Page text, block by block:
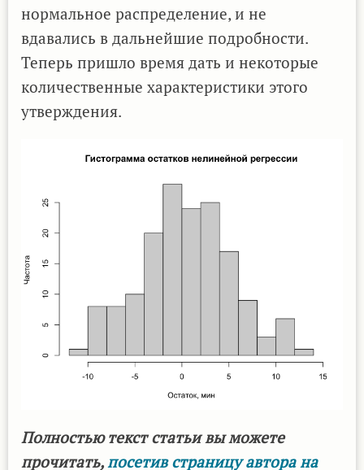
нормальное распределение, и не
вдавались в дальнейшие подробности.
Теперь пришло время дать и некоторые
количественные характеристики этого
утверждения.
Полностью текст статьи вы можете
прочитать, посетив страницу автора на